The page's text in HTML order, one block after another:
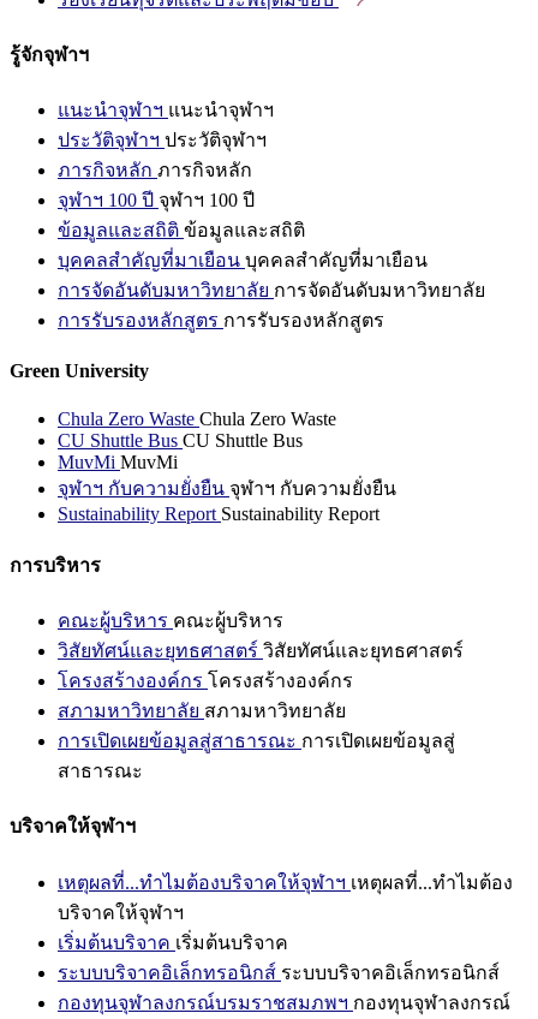
รู้จักจุฬาฯ
แนะนำจุฬาฯ แนะนำจุฬาฯ
ประวัติจุฬาฯ ประวัติจุฬาฯ
ภารกิจหลัก ภารกิจหลัก
จุฬาฯ 100 ปี จุฬาฯ 100 ปี
ข้อมูลและสถิติ ข้อมูลและสถิติ
บุคคลสำคัญที่มาเยือน บุคคลสำคัญที่มาเยือน
การจัดอันดับมหาวิทยาลัย การจัดอันดับมหาวิทยาลัย
การรับรองหลักสูตร การรับรองหลักสูตร
Green University
Chula Zero Waste Chula Zero Waste
CU Shuttle Bus CU Shuttle Bus
MuvMi MuvMi
จุฬาฯ กับความยั่งยืน จุฬาฯ กับความยั่งยืน
Sustainability Report Sustainability Report
การบริหาร
คณะผู้บริหาร คณะผู้บริหาร
วิสัยทัศน์และยุทธศาสตร์ วิสัยทัศน์และยุทธศาสตร์
โครงสร้างองค์กร โครงสร้างองค์กร
สภามหาวิทยาลัย สภามหาวิทยาลัย
การเปิดเผยข้อมูลสู่สาธารณะ การเปิดเผยข้อมูลสู่
สาธารณะ
บริจาคให้จุฬาฯ
เหตุผลที่...ทำไมต้องบริจาคให้จุฬาฯ เหตุผลที่...ทำไมต้อง
บริจาคให้จุฬาฯ
เริ่มต้นบริจาค เริ่มต้นบริจาค
ระบบบริจาคอิเล็กทรอนิกส์ ระบบบริจาคอิเล็กทรอนิกส์
กองทุนจุฬาลงกรณ์บรมราชสมภพฯ กองทุนจุฬาลงกรณ์